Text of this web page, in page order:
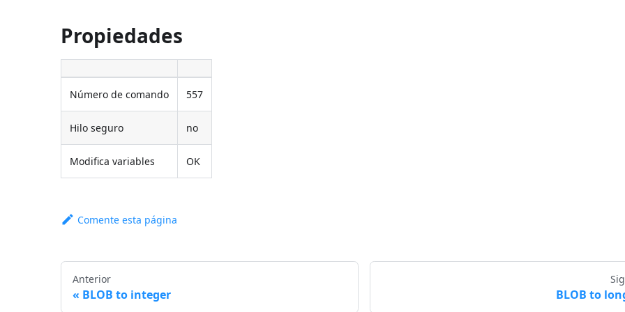
Propiedades
Número de comando 557
Hilo seguro no
Modifica variables OK
Comente esta página
Anterior
BLOB to integer BLOB to